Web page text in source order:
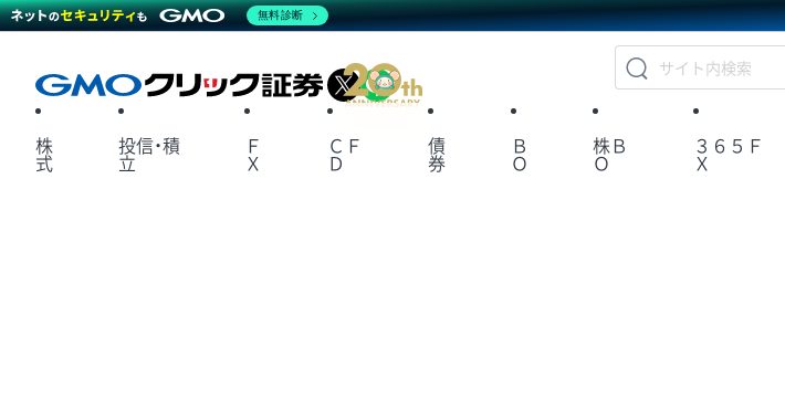
X
株
式
投信・積
立
Ｆ
Ｘ
ＣＦ
Ｄ
債
券
Ｂ
Ｏ
株Ｂ
Ｏ
３６５Ｆ
Ｘ
無料診断